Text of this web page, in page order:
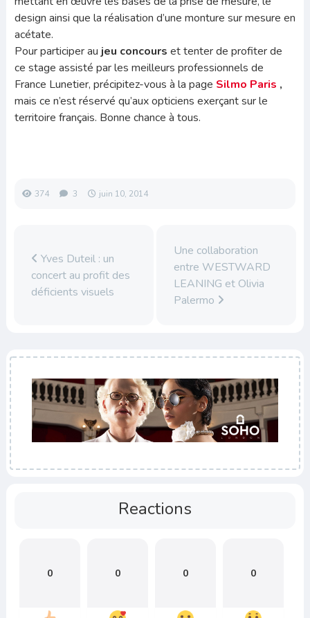
design ainsi que la réalisation d’une monture sur mesure en
acétate.
Pour participer au jeu concours et tenter de profiter de
ce stage assisté par les meilleurs professionnels de
France Lunetier, précipitez-vous à la page Silmo Paris ,
mais ce n’est réservé qu’aux opticiens exerçant sur le
territoire français. Bonne chance à tous.
374 3 juin 10, 2014
Yves Duteil : un
concert au profit des
déficients visuels
Une collaboration
entre WESTWARD
LEANING et Olivia
Palermo
Reactions
0 0 0 0